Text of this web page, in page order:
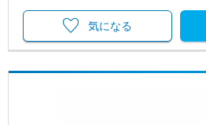
気になる